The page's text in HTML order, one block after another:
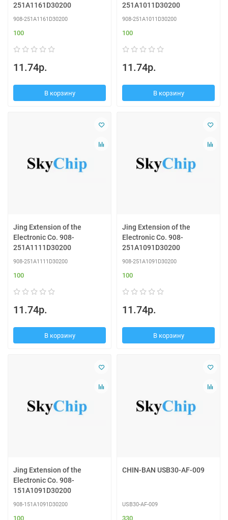
251A1161D30200
908-251A1161D30200
100
11.74р.
В корзину
251A1011D30200
908-251A1011D30200
100
11.74р.
В корзину
Jing Extension of the
Electronic Co. 908-
251A1111D30200
908-251A1111D30200
100
11.74р.
В корзину
Jing Extension of the
Electronic Co. 908-
251A1091D30200
908-251A1091D30200
100
11.74р.
В корзину
Jing Extension of the
Electronic Co. 908-
151A1091D30200
908-151A1091D30200
100
CHIN-BAN USB30-AF-009
USB30-AF-009
330